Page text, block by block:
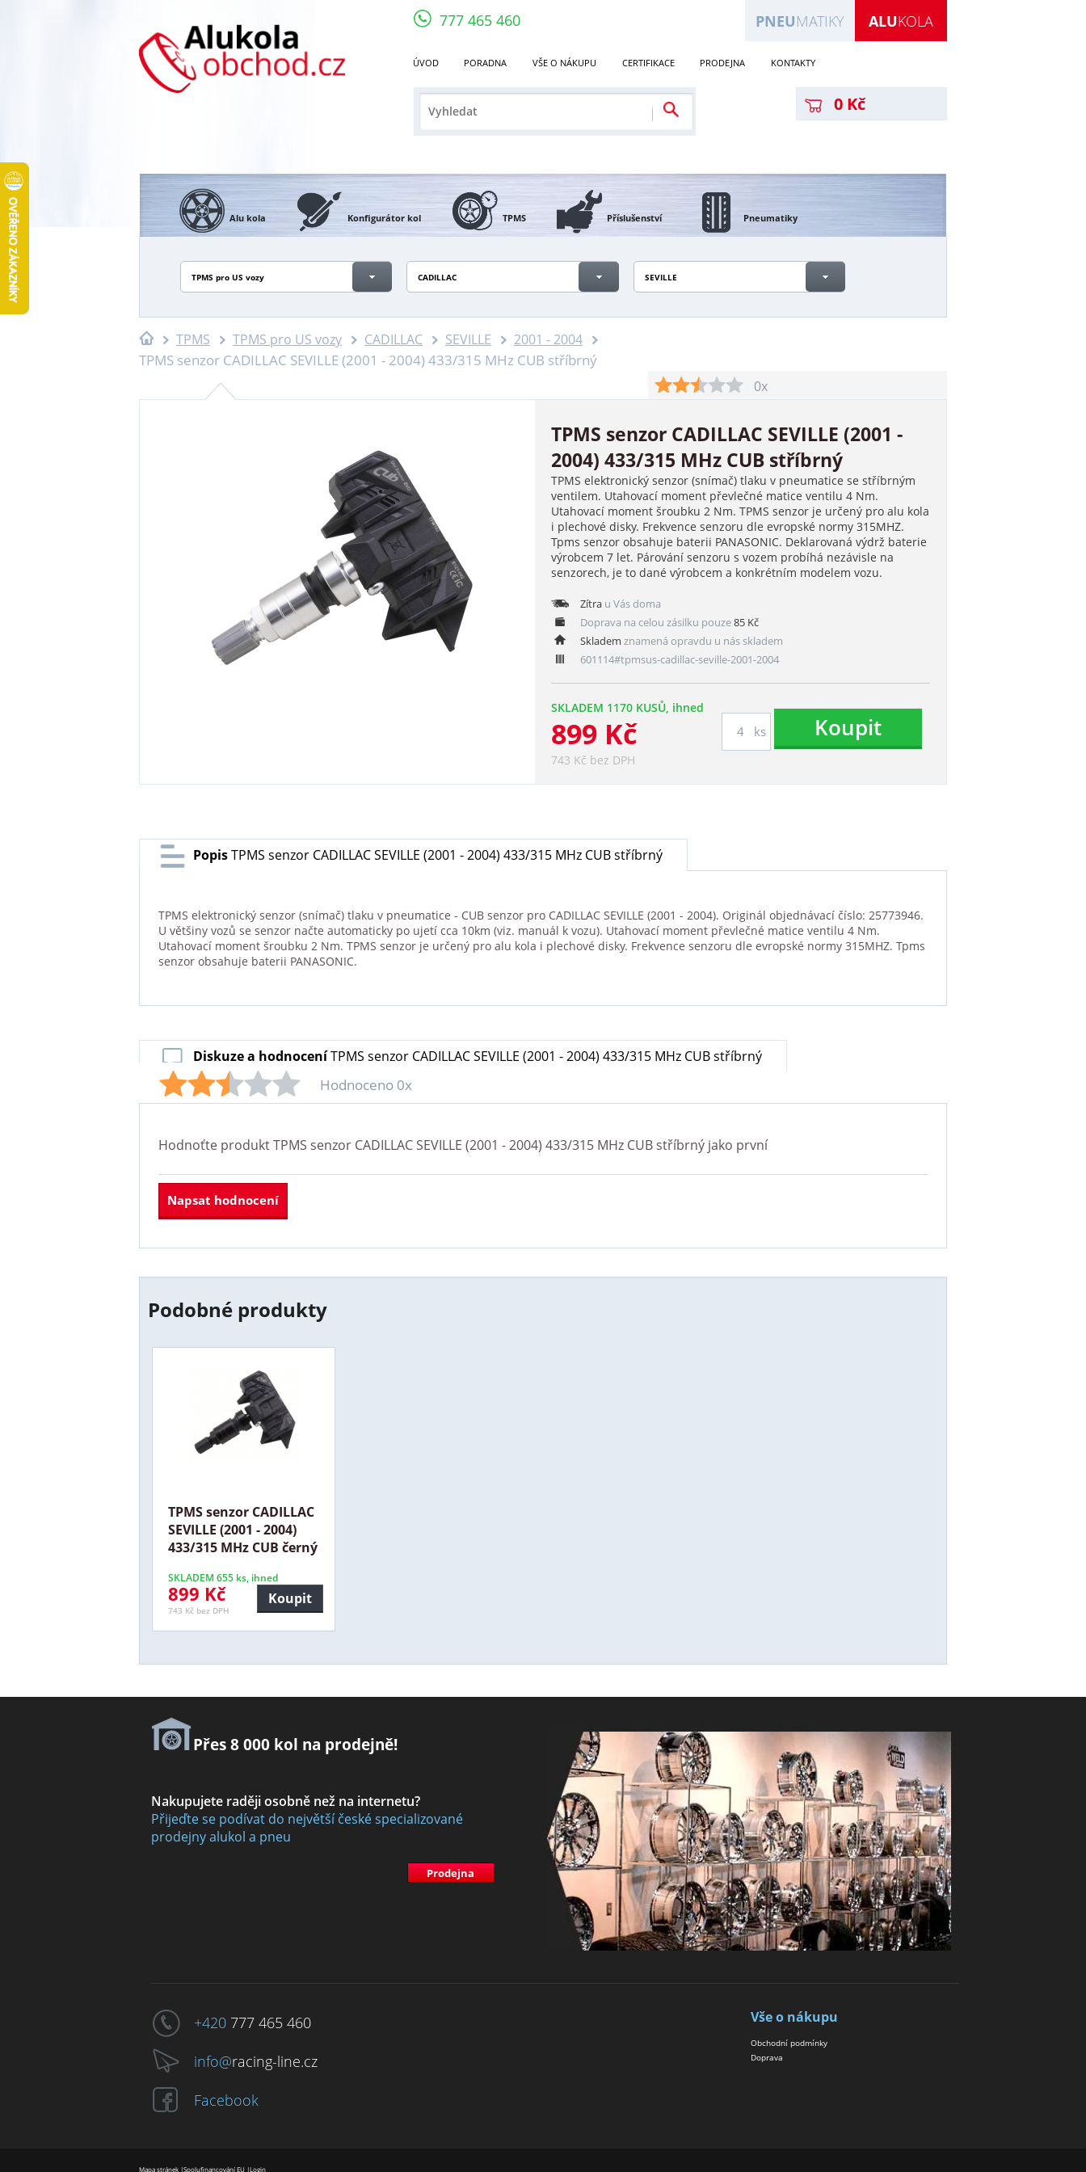
777 465 460 ALUKOLA
PNEUMATIKY
ÚVOD PORADNA VŠE O NÁKUPU CERTIFIKACE PRODEJNA KONTAKTY
0 Kč
Alu kola Konfigurátor kol TPMS Příslušenství Pneumatiky
TPMS pro US vozy CADILLAC SEVILLE
TPMS TPMS pro US vozy CADILLAC SEVILLE 2001 - 2004
TPMS senzor CADILLAC SEVILLE (2001 - 2004) 433/315 MHz CUB stříbrný
0x
TPMS senzor CADILLAC SEVILLE (2001 -
2004) 433/315 MHz CUB stříbrný
TPMS elektronický senzor (snímač) tlaku v pneumatice se stříbrným
ventilem. Utahovací moment převlečné matice ventilu 4 Nm.
Utahovací moment šroubku 2 Nm. TPMS senzor je určený pro alu kola
i plechové disky. Frekvence senzoru dle evropské normy 315MHZ.
Tpms senzor obsahuje baterii PANASONIC. Deklarovaná výdrž baterie
výrobcem 7 let. Párování senzoru s vozem probíhá nezávisle na
senzorech, je to dané výrobcem a konkrétním modelem vozu.
Zítra u Vás doma
Doprava na celou zásilku pouze85 Kč
Skladem znamená opravdu u nás skladem
601114#tpmsus-cadillac-seville-2001-2004
SKLADEM 1170 KUSŮ, ihned
899 Kč
743 Kč bez DPH
ks Koupit
PopisTPMS senzor CADILLAC SEVILLE (2001 - 2004) 433/315 MHz CUB stříbrný
TPMS elektronický senzor (snímač) tlaku v pneumatice - CUB senzor pro CADILLAC SEVILLE (2001 - 2004). Originál objednávací číslo: 25773946.
U většiny vozů se senzor načte automaticky po ujetí cca 10km (viz. manuál k vozu). Utahovací moment převlečné matice ventilu 4 Nm.
Utahovací moment šroubku 2 Nm. TPMS senzor je určený pro alu kola i plechové disky. Frekvence senzoru dle evropské normy 315MHZ. Tpms
senzor obsahuje baterii PANASONIC.
Diskuze a hodnoceníTPMS senzor CADILLAC SEVILLE (2001 - 2004) 433/315 MHz CUB stříbrný
Hodnoceno 0x
Hodnoťte produktTPMS senzor CADILLAC SEVILLE (2001 - 2004) 433/315 MHz CUB stříbrný jako první
Napsat hodnocení
Podobné produkty
TPMS senzor CADILLAC
SEVILLE (2001 - 2004)
433/315 MHz CUB černý
SKLADEM 655 ks, ihned
899 Kč
743 Kč bez DPH
Koupit
Přes 8 000 kol na prodejně!
Nakupujete raději osobně než na internetu?
Přijeďte se podívat do největší české specializované
prodejny alukol a pneu
Prodejna
+420 777 465 460
info@racing-line.cz
Facebook
Vše o nákupu
Obchodní podmínky
Doprava
Mapa stránek |Spolufinancování EU |Login